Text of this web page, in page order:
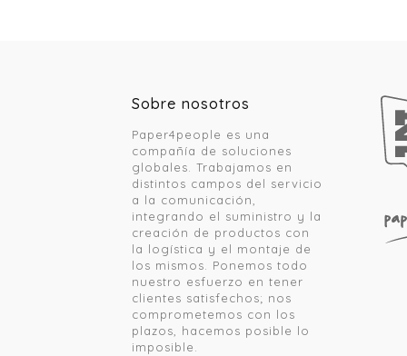
Sobre nosotros
Paper4people es una
compañía de soluciones
globales. Trabajamos en
distintos campos del servicio
a la comunicación,
integrando el suministro y la
creación de productos con
la logística y el montaje de
los mismos. Ponemos todo
nuestro esfuerzo en tener
clientes satisfechos; nos
comprometemos con los
plazos, hacemos posible lo
imposible.